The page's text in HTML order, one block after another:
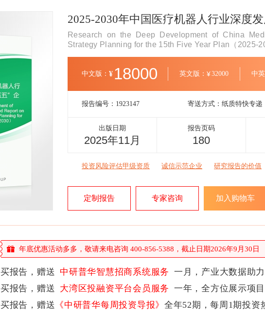
2025-2030年中国医疗机器人行业深度
Research on the Deep Development of China
Strategy Planning for the 15th Five Year Plan（2025-
中文版： ¥ 18000 英文版： ¥32000 中
报告编号： 1923147 寄送方式： 纸质特快专递
出版日期
2025年11月
报告页码
180
投资风险评估甲级资质 诚信示范企业 研究报告的价值
定制报告 专家咨询 加入购物车
年底优惠活动多多，敬请来电咨询 400-856-5388，截止日期2026年9月30日
买报告，赠送 中研普华智慧招商系统服务 一月，产业大数据助
买报告，赠送
大湾区投融资平台会员服务 一年，全方位展示项
买报告，赠送 《中研普华每周投资导报》 全年52期，每周1期投资